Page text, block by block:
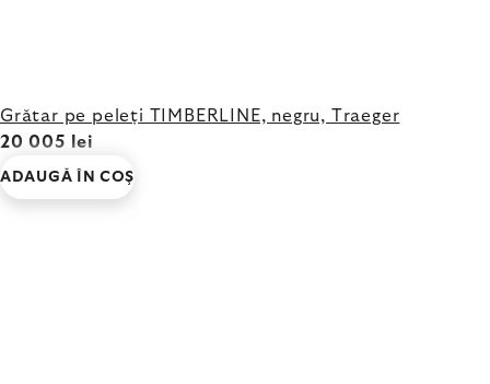
Grătar pe peleți TIMBERLINE, negru, Traeger
20 005 lei
ADAUGĂ ÎN COŞ